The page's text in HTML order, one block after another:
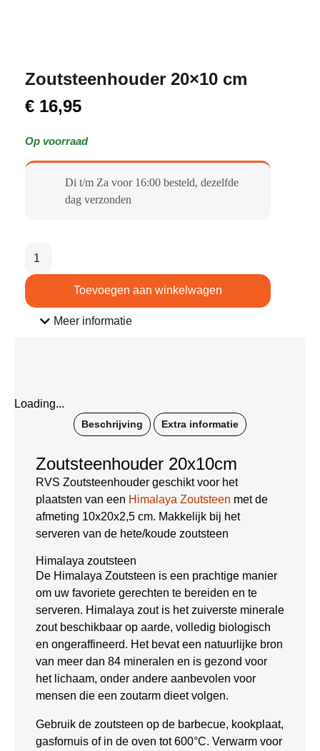
Zoutsteenhouder 20×10 cm
€ 16,95
Op voorraad
Di t/m Za voor 16:00 besteld, dezelfde
dag verzonden​
Toevoegen aan winkelwagen
Meer informatie
Loading...
Beschrijving Extra informatie
Zoutsteenhouder 20x10cm
RVS Zoutsteenhouder geschikt voor het
plaatsten van een Himalaya Zoutsteen met de
afmeting 10x20x2,5 cm. Makkelijk bij het
serveren van de hete/koude zoutsteen
Himalaya zoutsteen
De Himalaya Zoutsteen is een prachtige manier
om uw favoriete gerechten te bereiden en te
serveren. Himalaya zout is het zuiverste minerale
zout beschikbaar op aarde, volledig biologisch
en ongeraffineerd. Het bevat een natuurlijke bron
van meer dan 84 mineralen en is gezond voor
het lichaam, onder andere aanbevolen voor
mensen die een zoutarm dieet volgen.
Gebruik de zoutsteen op de barbecue, kookplaat,
gasfornuis of in de oven tot 600°C. Verwarm voor